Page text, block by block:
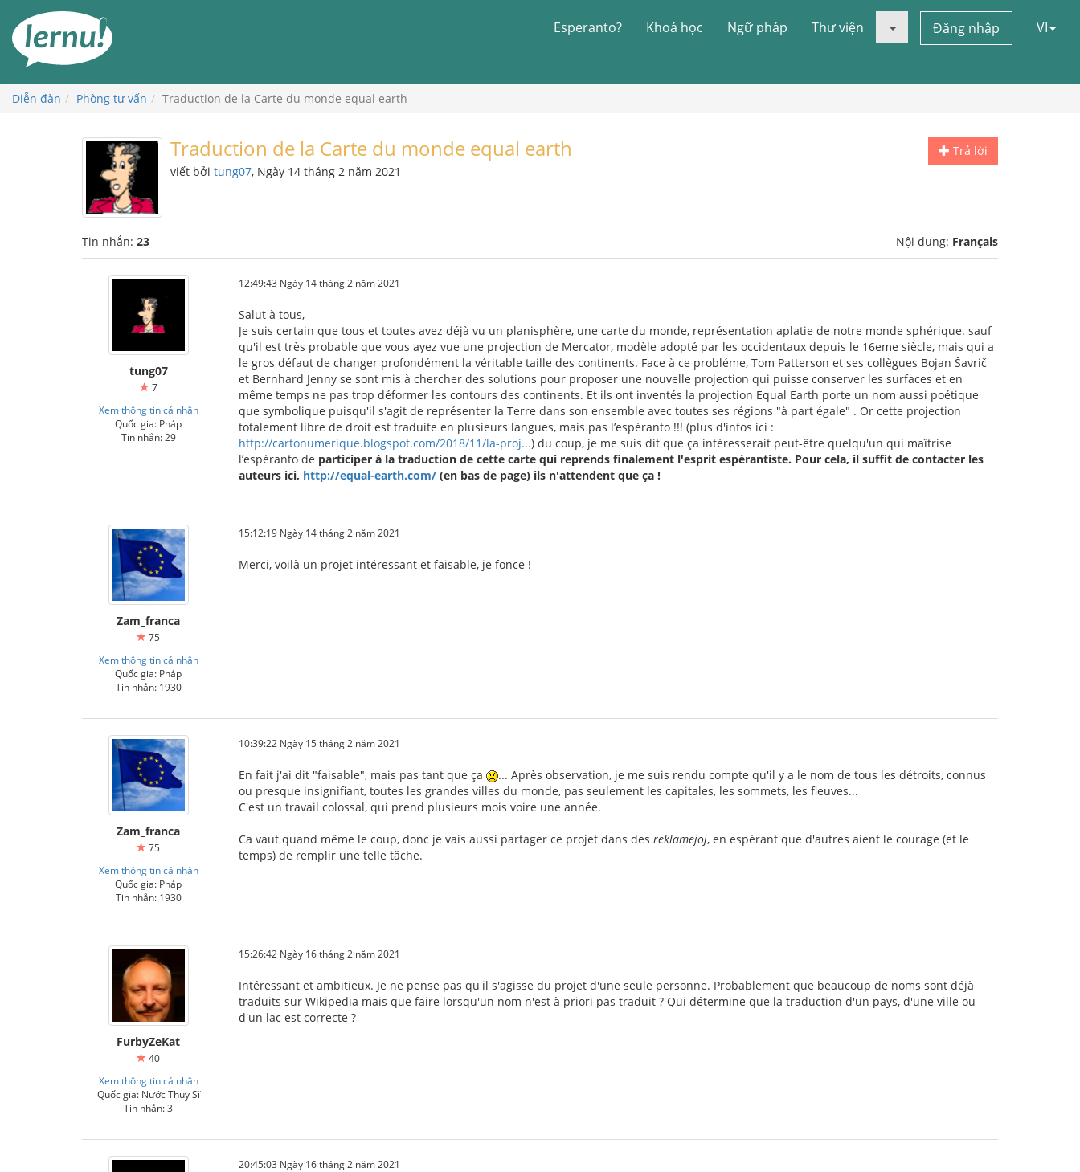
đến
phần
dung
Esperanto? Khoá học Ngữ pháp Thư viện Đăng nhập VI
Diễn đàn Phòng tư vấn Traduction de la Carte du monde equal earth
Trả lời
Traduction de la Carte du monde equal earth
viết bởi tung07, Ngày 14 tháng 2 năm 2021
Tin nhắn: 23 Nội dung: Français
tung07
7
Xem thông tin cá nhân
Quốc gia: Pháp
Tin nhắn: 29
12:49:43 Ngày 14 tháng 2 năm 2021
Salut à tous,
Je suis certain que tous et toutes avez déjà vu un planisphère, une carte du monde, représentation aplatie de notre monde sphérique. sauf
qu'il est très probable que vous ayez vue une projection de Mercator, modèle adopté par les occidentaux depuis le 16eme siècle, mais qui a
le gros défaut de changer profondément la véritable taille des continents. Face à ce probléme, Tom Patterson et ses collègues Bojan Šavrič
et Bernhard Jenny se sont mis à chercher des solutions pour proposer une nouvelle projection qui puisse conserver les surfaces et en
même temps ne pas trop déformer les contours des continents. Et ils ont inventés la projection Equal Earth porte un nom aussi poétique
que symbolique puisqu'il s'agit de représenter la Terre dans son ensemble avec toutes ses régions "à part égale" . Or cette projection
totalement libre de droit est traduite en plusieurs langues, mais pas l’espéranto !!! (plus d'infos ici :
http://cartonumerique.blogspot.com/2018/11/la-proj...) du coup, je me suis dit que ça intéresserait peut-être quelqu'un qui maîtrise
l’espéranto de participer à la traduction de cette carte qui reprends finalement l'esprit espérantiste. Pour cela, il suffit de contacter les
auteurs ici, http://equal-earth.com/ (en bas de page) ils n'attendent que ça !
Zam_franca
75
Xem thông tin cá nhân
Quốc gia: Pháp
Tin nhắn: 1930
15:12:19 Ngày 14 tháng 2 năm 2021
Merci, voilà un projet intéressant et faisable, je fonce !
Zam_franca
75
Xem thông tin cá nhân
Quốc gia: Pháp
Tin nhắn: 1930
10:39:22 Ngày 15 tháng 2 năm 2021
En fait j'ai dit "faisable", mais pas tant que ça
... Après observation, je me suis rendu compte qu'il y a le nom de tous les détroits, connus
ou presque insignifiant, toutes les grandes villes du monde, pas seulement les capitales, les sommets, les fleuves...
C'est un travail colossal, qui prend plusieurs mois voire une année.
Ca vaut quand même le coup, donc je vais aussi partager ce projet dans des reklamejoj, en espérant que d'autres aient le courage (et le
temps) de remplir une telle tâche.
FurbyZeKat
40
Xem thông tin cá nhân
Quốc gia: Nước Thụy Sĩ
Tin nhắn: 3
15:26:42 Ngày 16 tháng 2 năm 2021
Intéressant et ambitieux. Je ne pense pas qu'il s'agisse du projet d'une seule personne. Probablement que beaucoup de noms sont déjà
traduits sur Wikipedia mais que faire lorsqu'un nom n'est à priori pas traduit ? Qui détermine que la traduction d'un pays, d'une ville ou
d'un lac est correcte ?
20:45:03 Ngày 16 tháng 2 năm 2021